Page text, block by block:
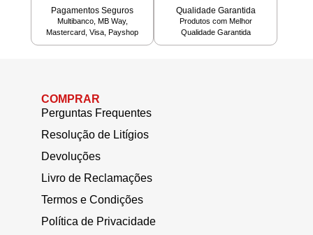
Pagamentos Seguros
Multibanco, MB Way,
Mastercard, Visa, Payshop
Qualidade Garantida
Produtos com Melhor
Qualidade Garantida
COMPRAR
Perguntas Frequentes
Resolução de Litígios
Devoluções
Livro de Reclamações
Termos e Condições
Política de Privacidade